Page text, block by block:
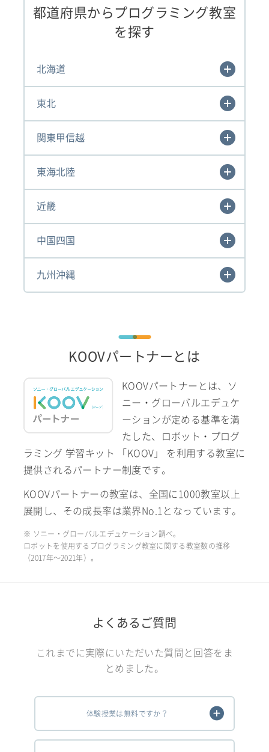
都道府県からプログラミング教室
を探す
北海道
東北
関東甲信越
東海北陸
近畿
中国四国
九州沖縄
KOOVパートナーとは
KOOVパートナーとは、ソ
ニー・グローバルエデュケ
ーションが定める基準を満
たした、ロボット・プログ
ラミング 学習キット 「KOOV」 を利用する教室に
提供されるパートナー制度です。
KOOVパートナーの教室は、全国に1000教室以上
展開し、その成長率は業界No.1となっています。
※ ソニー・グローバルエデュケーション調べ。
ロボットを使用するプログラミング教室に関する教室数の推移
（2017年〜2021年）。
よくあるご質問
これまでに実際にいただいた質問と回答をま
とめました。
体験授業は無料ですか？